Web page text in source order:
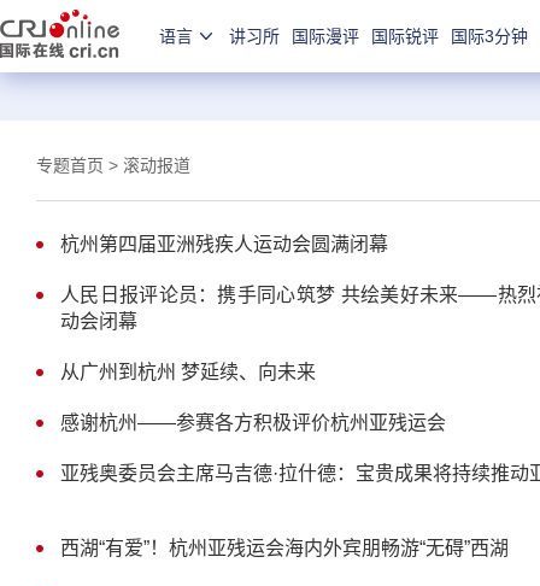
语言 讲习所 国际漫评 国际锐评 国际3分钟
专题首页 > 滚动报道
杭州第四届亚洲残疾人运动会圆满闭幕
人民日报评论员：携手同心筑梦 共绘美好未来——热
动会闭幕
从广州到杭州 梦延续、向未来
感谢杭州——参赛各方积极评价杭州亚残运会
亚残奥委员会主席马吉德·拉什德：宝贵成果将持续推动
西湖“有爱”！杭州亚残运会海内外宾朋畅游“无碍”西湖